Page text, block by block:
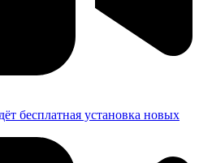
бесплатная установка новых